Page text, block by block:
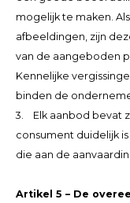
mogelijk te maken.
afbeeldingen, zijn
van de aangeboden
Kennelijke
binden de
3. Elk aanbod bevat
consument duidelijk
die aan de
Artikel 5 – De